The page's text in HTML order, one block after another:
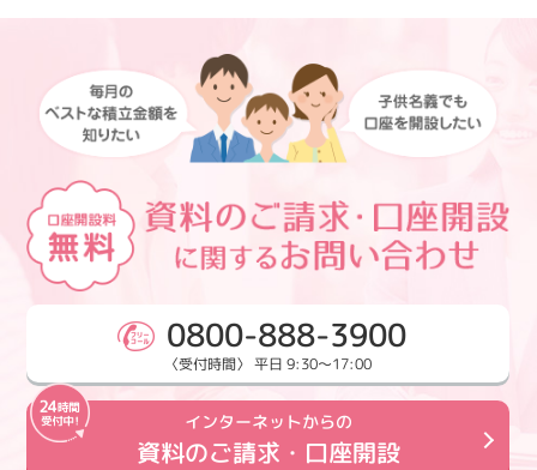
0800-888-3900
〈受付時間〉 平日 9:30～17:00
インターネットからの
資料のご請求・口座開設